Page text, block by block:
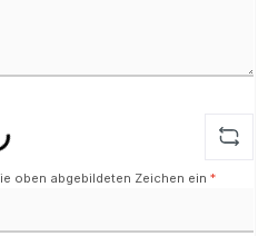
oben abgebildeten Zeichen ein *